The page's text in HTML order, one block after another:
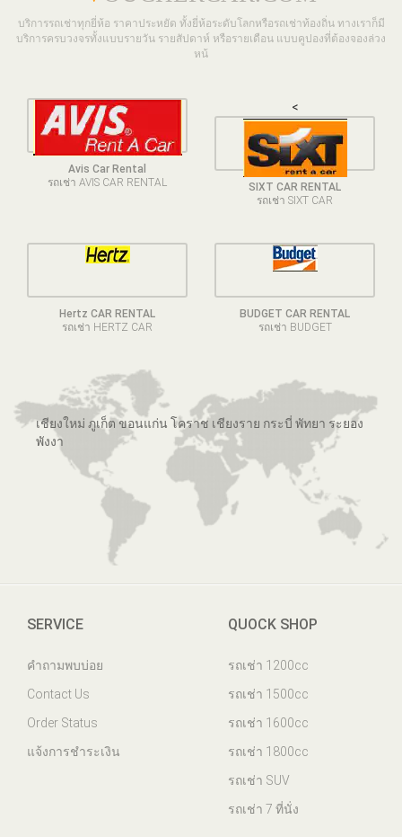
บริการรถเช่าทุกยี่ห้อ ราคาประหยัด ทั้งยี่ห้อระดับโลกหรือรถเช่าท้องถิ่น ทางเราก็มี
บริการครบวงจรทั้งแบบรายวัน รายสัปดาห์ หรือรายเดือน แบบคูปองที่ต้องจองล่วง
หน้
Avis Car Rental
รถเช่า AVIS CAR RENTAL
<
SIXT CAR RENTAL
รถเช่า SIXT CAR
Hertz CAR RENTAL
รถเช่า HERTZ CAR
BUDGET CAR RENTAL
รถเช่า BUDGET
เชียงใหม่ ภูเก็ต ขอนแก่น โคราช เชียงราย กระบี่ พัทยา ระยอง
พังงา
SERVICE
คำถามพบบ่อย
Contact Us
Order Status
แจ้งการชำระเงิน
QUOCK SHOP
รถเช่า 1200cc
รถเช่า 1500cc
รถเช่า 1600cc
รถเช่า 1800cc
รถเช่า SUV
รถเช่า 7 ที่นั่ง